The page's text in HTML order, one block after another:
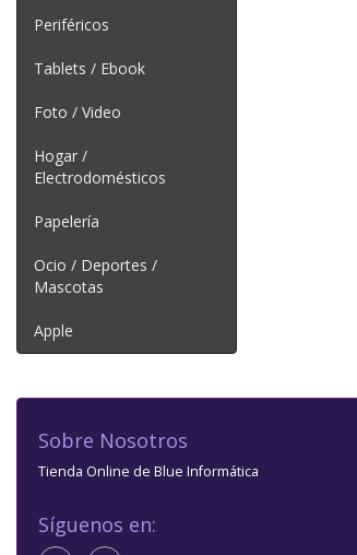
Periféricos
Tablets / Ebook
Foto / Video
Hogar /
Electrodomésticos
Papelería
Ocio / Deportes /
Mascotas
Apple
Sobre Nosotros
Tienda Online de Blue Informática
Síguenos en: